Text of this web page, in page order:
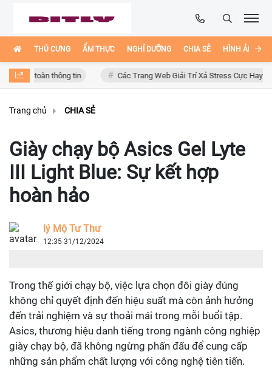
THÚ CƯNG ẨM THỰC NGHỈ DƯỠNG CHIA SẺ HÌNH ẢNH
thông tin Các Trang Web Giải Trí Xả Stress Cực Hay Ho Trên
Trang chủ CHIA SẺ
Giày chạy bộ Asics Gel Lyte
III Light Blue: Sự kết hợp
hoàn hảo
lý Mộ Tư Thư
12:35 31/12/2024
Trong thế giới chạy bộ, việc lựa chọn đôi giày đúng
không chỉ quyết định đến hiệu suất mà còn ảnh hưởng
đến trải nghiệm và sự thoải mái trong mỗi buổi tập.
Asics, thương hiệu danh tiếng trong ngành công nghiệp
giày chạy bộ, đã không ngừng phấn đấu để cung cấp
những sản phẩm chất lượng với công nghệ tiên tiến.